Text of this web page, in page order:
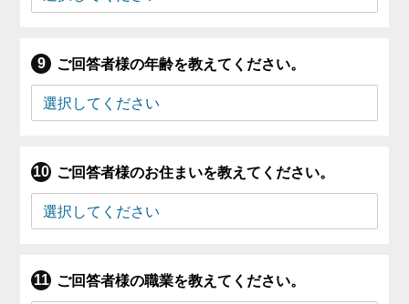
ご回答者様の年齢を教えてください。
ご回答者様のお住まいを教えてください。
ご回答者様の職業を教えてください。